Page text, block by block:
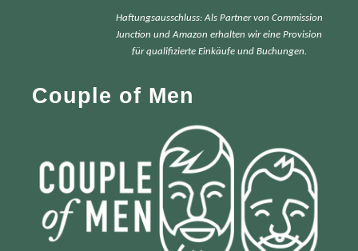
cHaftungsausschluss: Als Partner von Commission
Junction und Amazon erhalten wir eine Provision
für qualifizierte Einkäufe und Buchungen.
Couple of Men